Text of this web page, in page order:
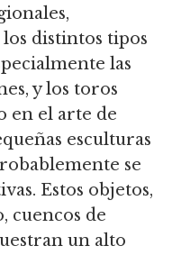
distintos tipos
las
y los toros
en el arte de
esculturas
se
Estos objetos,
cuencos de
un alto